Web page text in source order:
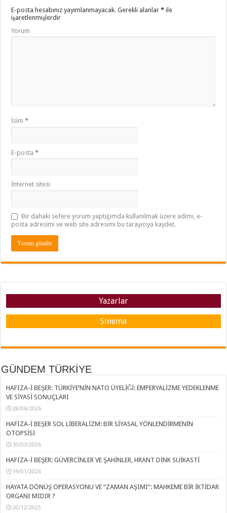
k
E-posta hesabınız yayımlanmayacak. Gerekli alanlar* ile
işaretlenmişlerdir
Yorum
İsim*
E-posta*
İnternet sitesi
Bir dahaki sefere yorum yaptığımda kullanılmak üzere adımı, e-
posta adresimi ve web site adresimi bu tarayıcıya kaydet.
Yazarlar
Sinema
GÜNDEM TÜRKİYE
HAFIZA-İ BEŞER: TÜRKİYE’NİN NATO ÜYELİĞİ: EMPERYALİZME YEDEKLENME
VE SİYASİ SONUÇLARI
28/06/2026
HAFIZA-İ BEŞER SOL LİBERALİZM: BİR SİYASAL YÖNLENDİRMENİN
OTOPSİSİ
30/03/2026
HAFIZA-İ BEŞER: GÜVERCİNLER VE ŞAHİNLER, HRANT DİNK SUİKASTİ
19/01/2026
HAYATA DÖNÜŞ OPERASYONU VE “ZAMAN AŞIMI”: MAHKEME BİR İKTİDAR
ORGANI MIDIR ?
20/12/2025